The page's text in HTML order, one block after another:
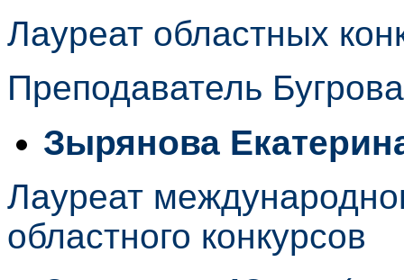
Лауреат областных
Преподаватель
Зырянова
Лауреат
областного конкурсов